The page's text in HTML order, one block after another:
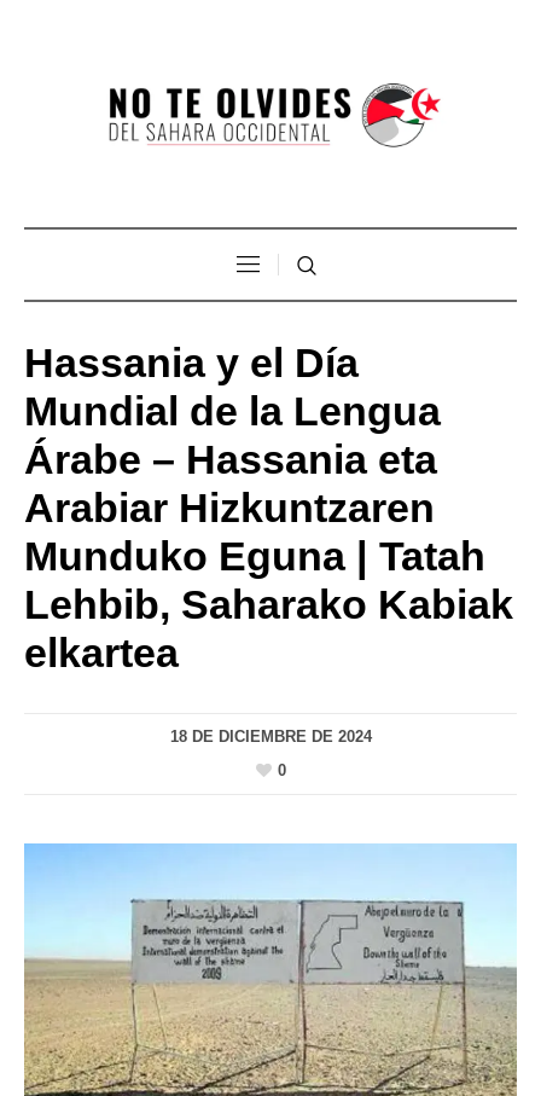
Hassania y el Día
Mundial de la Lengua
Árabe – Hassania eta
Arabiar Hizkuntzaren
Munduko Eguna | Tatah
Lehbib, Saharako Kabiak
elkartea
18 DE DICIEMBRE DE 2024
0